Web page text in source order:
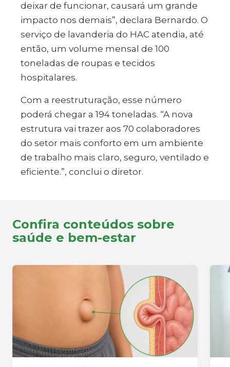
deixar de funcionar, causará um grande
impacto nos demais”, declara Bernardo. O
serviço de lavanderia do HAC atendia, até
então, um volume mensal de 100
toneladas de roupas e tecidos
hospitalares.
Com a reestruturação, esse número
poderá chegar a 194 toneladas. “A nova
estrutura vai trazer aos 70 colaboradores
do setor mais conforto em um ambiente
de trabalho mais claro, seguro, ventilado e
eficiente.”, conclui o diretor.
Confira conteúdos sobre
saúde e bem-estar